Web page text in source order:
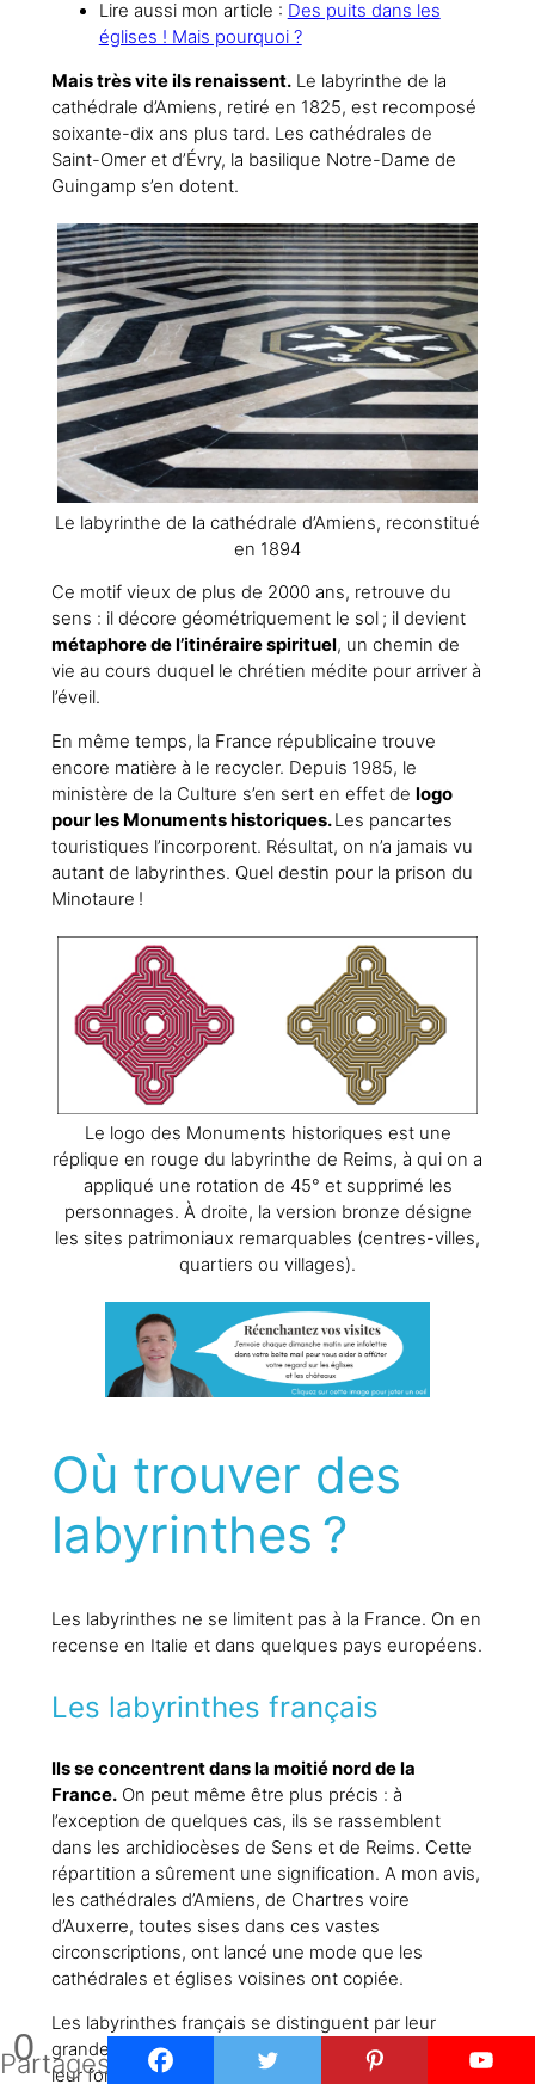
Lire aussi mon article : Des puits dans les
églises ! Mais pourquoi ?
Mais très vite ils renaissent.Le labyrinthe de la
cathédrale d’Amiens, retiré en 1825, est recomposé
soixante-dix ans plus tard. Les cathédrales de
Saint-Omer et d’Évry, la basilique Notre-Dame de
Guingamp s’en dotent.
Le labyrinthe de la cathédrale d’Amiens, reconstitué
en 1894
Ce motif vieux de plus de 2000 ans, retrouve du
sens : il décore géométriquement le sol ; il devient
métaphore de l’itinéraire spirituel, un chemin de
vie au cours duquel le chrétien médite pour arriver à
l’éveil.
En même temps, la France républicaine trouve
encore matière à le recycler. Depuis 1985, le
ministère de la Culture s’en sert en effet de logo
pour les Monuments historiques.Les pancartes
touristiques l’incorporent. Résultat, on n’a jamais vu
autant de labyrinthes. Quel destin pour la prison du
Minotaure !
Le logo des Monuments historiques est une
réplique en rouge du labyrinthe de Reims, à qui on a
appliqué une rotation de 45° et supprimé les
personnages. À droite, la version bronze désigne
les sites patrimoniaux remarquables (centres-villes,
quartiers ou villages).
Où trouver des
labyrinthes ?
Les labyrinthes ne se limitent pas à la France. On en
recense en Italie et dans quelques pays européens.
Les labyrinthes français
Ils se concentrent dans la moitié nord de la
France.On peut même être plus précis : à
l’exception de quelques cas, ils se rassemblent
dans les archidiocèses de Sens et de Reims. Cette
répartition a sûrement une signification. A mon avis,
les cathédrales d’Amiens, de Chartres voire
d’Auxerre, toutes sises dans ces vastes
circonscriptions, ont lancé une mode que les
cathédrales et églises voisines ont copiée.
Les labyrinthes français se distinguent par leur
grande taille (un diamètre autour de 10 m) et par
leur forme (un damier de pavés blancs et sombres).
0
Partages